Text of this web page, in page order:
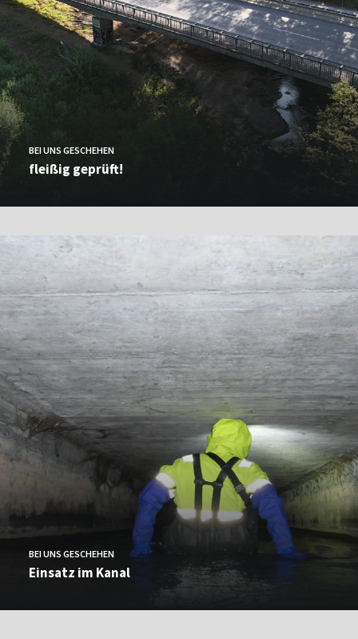
BEI UNS GESCHEHEN
fleißig geprüft!
BEI UNS GESCHEHEN
Einsatz im Kanal